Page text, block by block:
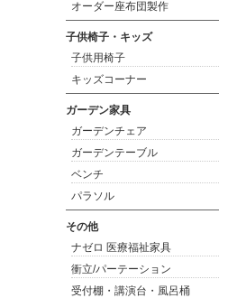
オーダー座布団製作
子供椅子・キッズ
子供用椅子
キッズコーナー
ガーデン家具
ガーデンチェア
ガーデンテーブル
ベンチ
パラソル
その他
ナゼロ 医療福祉家具
衝立/パーテーション
受付棚・講演台・風呂桶